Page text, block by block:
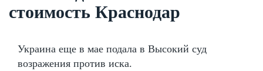
стоимость Краснодар
Украина еще в мае подала в Высокий суд
возражения против иска.